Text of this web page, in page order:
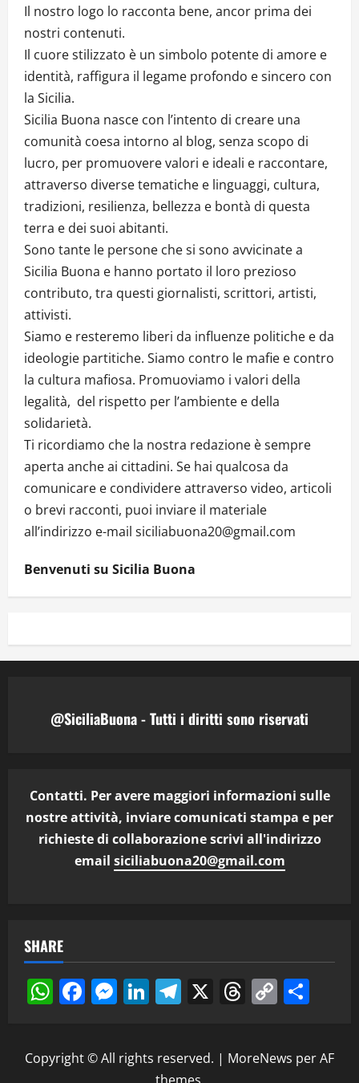
Il nostro logo lo racconta bene, ancor prima dei
nostri contenuti.
Il cuore stilizzato è un simbolo potente di amore e
identità, raffigura il legame profondo e sincero con
la Sicilia.
Sicilia Buona nasce con l’intento di creare una
comunità coesa intorno al blog, senza scopo di
lucro, per promuovere valori e ideali e raccontare,
attraverso diverse tematiche e linguaggi, cultura,
tradizioni, resilienza, bellezza e bontà di questa
terra e dei suoi abitanti.
Sono tante le persone che si sono avvicinate a
Sicilia Buona e hanno portato il loro prezioso
contributo, tra questi giornalisti, scrittori, artisti,
attivisti.
Siamo e resteremo liberi da influenze politiche e da
ideologie partitiche. Siamo contro le mafie e contro
la cultura mafiosa. Promuoviamo i valori della
legalità, del rispetto per l’ambiente e della
solidarietà.
Ti ricordiamo che la nostra redazione è sempre
aperta anche ai cittadini. Se hai qualcosa da
comunicare e condividere attraverso video, articoli
o brevi racconti, puoi inviare il materiale
all’indirizzo e-mail siciliabuona20@gmail.com
Benvenuti su Sicilia Buona
@SiciliaBuona - Tutti i diritti sono riservati
Contatti. Per avere maggiori informazioni sulle
nostre attività, inviare comunicati stampa e per
richieste di collaborazione scrivi all'indirizzo
email siciliabuona20@gmail.com
SHARE
WhatsApp
Facebook
Messenger
LinkedIn
Telegram
X Threads
Copy
Copyright © All rights reserved. | MoreNews per AF